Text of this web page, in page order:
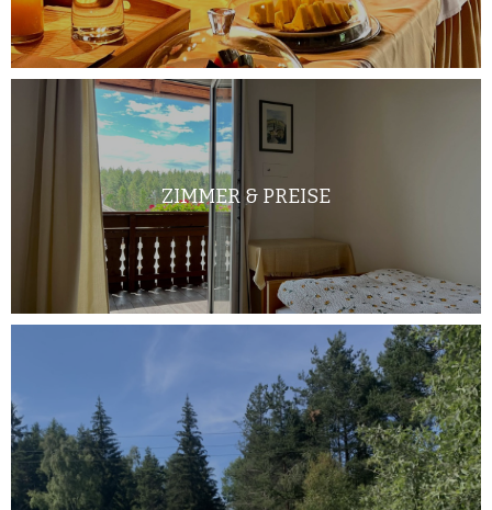
ZIMMER & PREISE